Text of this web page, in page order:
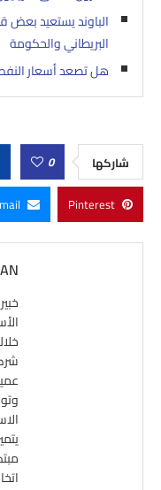
الباوند يستعيد بعض
البريطاني والحكومة
هل تصعد أسعار النفط
شاركها 0
Pinterest